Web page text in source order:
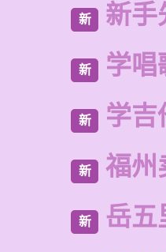
新 新手
新 学唱
新 学吉
新 福州
新 岳五